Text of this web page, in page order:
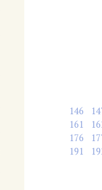
146
161
176
191